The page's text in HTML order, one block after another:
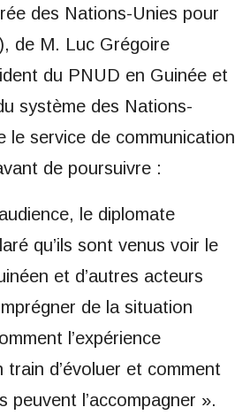
des Nations-Unies pour
de M. Luc Grégoire
du PNUD en Guinée et
système des Nations-
le service de communication
de poursuivre :
le diplomate
qu’ils sont venus voir le
et d’autres acteurs
de la situation
l’expérience
train d’évoluer et comment
peuvent l’accompagner ».